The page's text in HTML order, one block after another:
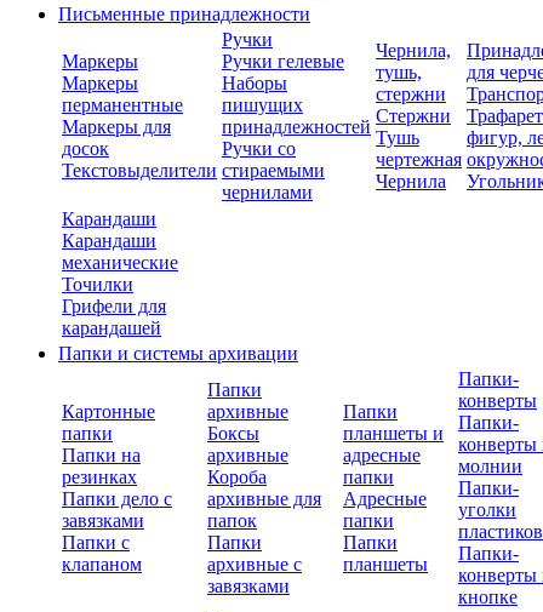
Письменные принадлежности
Маркеры
Маркеры
перманентные
Маркеры для
досок
Текстовыделители
Ручки
Ручки гелевые
Наборы
пишущих
принадлежностей
Ручки со
стираемыми
чернилами
Чернила,
тушь,
стержни
Стержни
Тушь
чертежная
Чернила
для
фигур,
Карандаши
Карандаши
механические
Точилки
Грифели для
карандашей
Папки и системы архивации
Картонные
папки
Папки на
резинках
Папки дело с
завязками
Папки с
клапаном
Папки
архивные
Боксы
архивные
Короба
архивные для
папок
Папки
архивные с
завязками
Папки
планшеты и
адресные
папки
Адресные
папки
Папки
планшеты
Папки-
конверты
Папки-
конверты
молнии
Папки-
уголки
Папки-
конверты
кнопке